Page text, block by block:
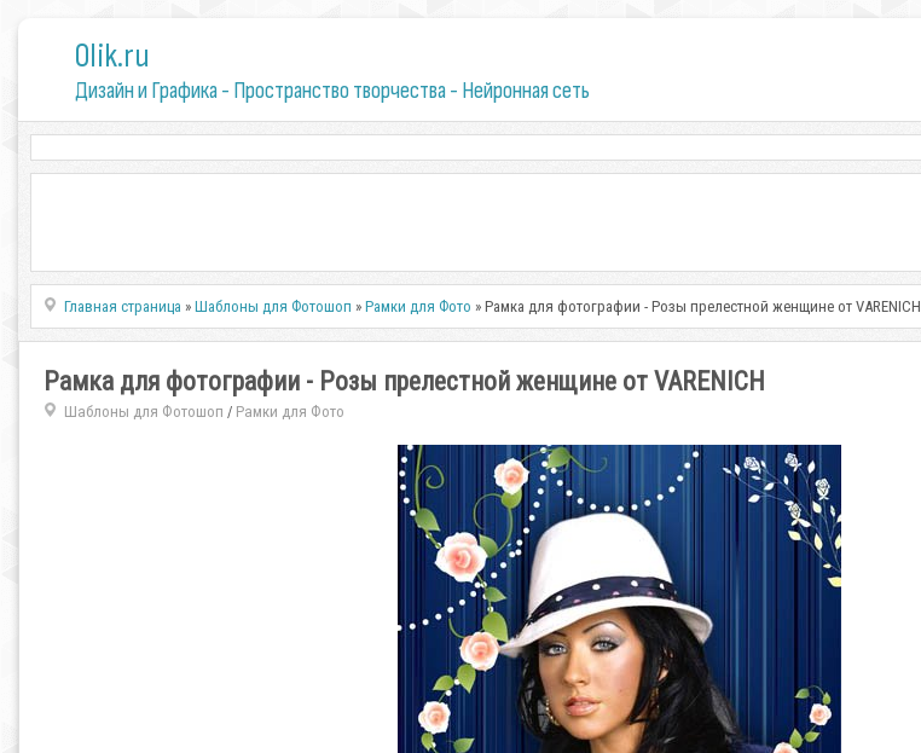
0lik.ru
Дизайн и Графика - Пространство творчества - Нейронная сеть
Главная страница »Шаблоны для Фотошоп »Рамки для Фото » Рамка для фотографии - Розы прелестной женщине от VARENICH
Рамка для фотографии - Розы прелестной женщине от VARENICH
Шаблоны для Фотошоп / Рамки для Фото